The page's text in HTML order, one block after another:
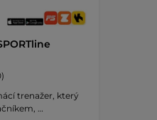
trenažer, který
…